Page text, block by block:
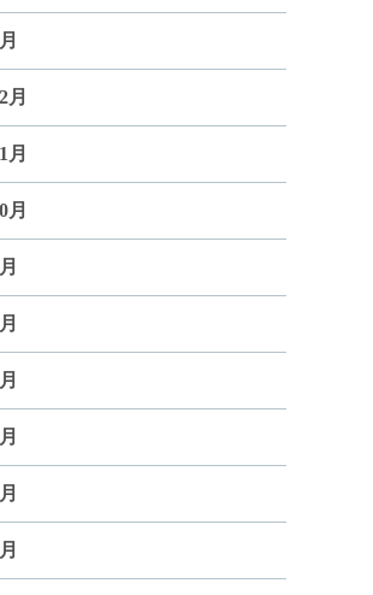
月
月
月